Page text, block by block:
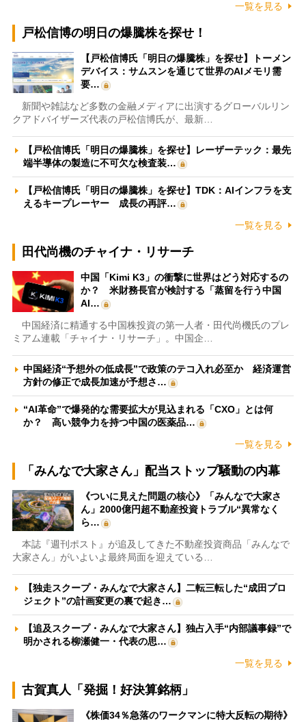
一覧を見る
戸松信博の明日の爆騰株を探せ！
【戸松信博氏「明日の爆騰株」を探せ】トーメン
デバイス：サムスンを通じて世界のAIメモリ需
要…
新聞や雑誌など多数の金融メディアに出演するグローバルリン
クアドバイザーズ代表の戸松信博氏が、最新…
【戸松信博氏「明日の爆騰株」を探せ】レーザーテック：最先
端半導体の製造に不可欠な検査装…
【戸松信博氏「明日の爆騰株」を探せ】TDK：AIインフラを支
えるキープレーヤー 成長の再評…
一覧を見る
田代尚機のチャイナ・リサーチ
中国「Kimi K3」の衝撃に世界はどう対応するの
か？ 米財務長官が検討する「蒸留を行う中国
AI…
中国経済に精通する中国株投資の第一人者・田代尚機氏のプレ
ミアム連載「チャイナ・リサーチ」。中国企…
中国経済“予想外の低成長”で政策のテコ入れ必至か 経済運営
方針の修正で成長加速が予想さ…
“AI革命”で爆発的な需要拡大が見込まれる「CXO」とは何
か？ 高い競争力を持つ中国の医薬品…
一覧を見る
「みんなで大家さん」配当ストップ騒動の内幕
《ついに見えた問題の核心》「みんなで大家さ
ん」2000億円超不動産投資トラブル“異常なく
ら…
本誌『週刊ポスト』が追及してきた不動産投資商品「みんなで
大家さん」がいよいよ最終局面を迎えている…
【独走スクープ・みんなで大家さん】二転三転した“成田プロ
ジェクト”の計画変更の裏で起き…
【追及スクープ・みんなで大家さん】独占入手“内部議事録”で
明かされる柳瀬健一・代表の思…
一覧を見る
古賀真人「発掘！好決算銘柄」
《株価34％急落のワークマンに特大反転の期待》